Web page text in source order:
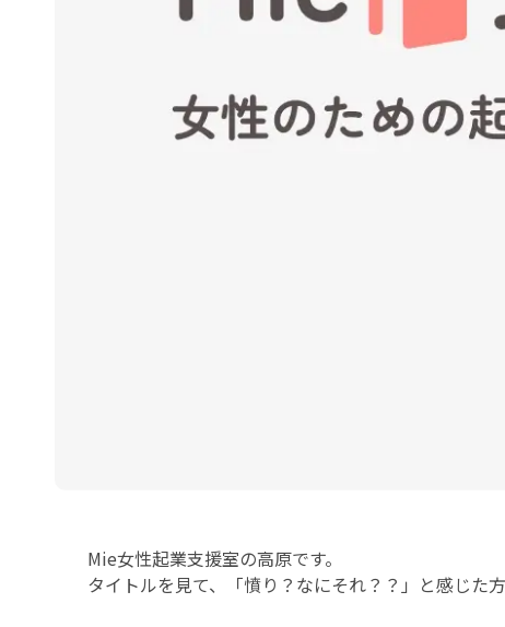
Mie女性起業支援室の高原です。
タイトルを見て、「憤り？なにそれ？？」と感じた